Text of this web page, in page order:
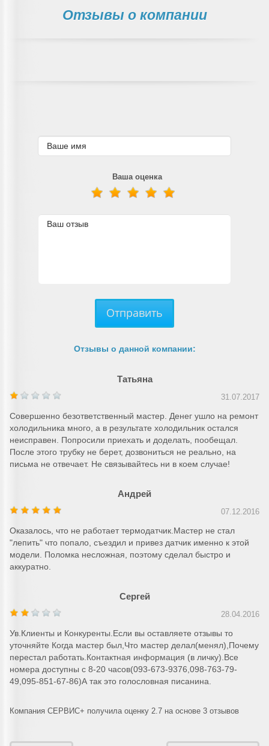
Отзывы о компании
Ваша оценка
Отправить
Отзывы о данной компании:
Татьяна
31.07.2017
Совершенно безответственный мастер. Денег ушло на ремонт
холодильника много, а в результате холодильник остался
неисправен. Попросили приехать и доделать, пообещал.
После этого трубку не берет, дозвониться не реально, на
письма не отвечает. Не связывайтесь ни в коем случае!
Андрей
07.12.2016
Оказалось, что не работает термодатчик.Мастер не стал
"лепить" что попало, съездил и привез датчик именно к этой
модели. Поломка несложная, поэтому сделал быстро и
аккуратно.
Сергей
28.04.2016
Ув.Клиенты и Конкуренты.Если вы оставляете отзывы то
уточняйте Когда мастер был,Что мастер делал(менял),Почему
перестал работать.Контактная информация (в личку).Все
номера доступны с 8-20 часов(093-673-9376,098-763-79-
49,095-851-67-86)А так это голословная писанина.
Компания СЕРВИС+ получила оценку 2.7 на основе 3 отзывов